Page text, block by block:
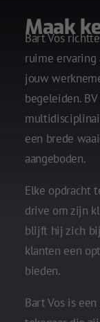
Maak
Bart Vos
ruime ervaring
jouw
begeleiden.
een brede
aangeboden.
Elke opdracht
drive om zijn
blijft hij zich
klanten een
bieden.
Bart Vos is